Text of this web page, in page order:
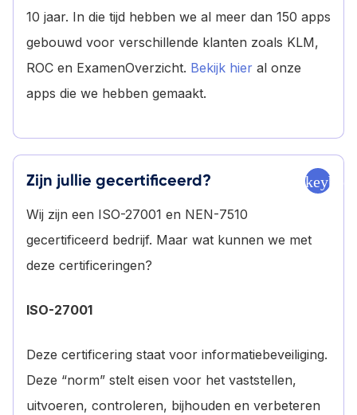
10 jaar. In die tijd hebben we al meer dan 150 apps
gebouwd voor verschillende klanten zoals KLM,
ROC en ExamenOverzicht. Bekijk hier al onze
apps die we hebben gemaakt.
Zijn jullie gecertificeerd?
Wij zijn een ISO-27001 en NEN-7510
gecertificeerd bedrijf. Maar wat kunnen we met
deze certificeringen?
ISO-27001
Deze certificering staat voor informatiebeveiliging.
Deze “norm” stelt eisen voor het vaststellen,
uitvoeren, controleren, bijhouden en verbeteren